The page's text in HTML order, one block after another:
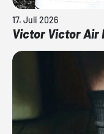
17. Juli 2026
Victor Victor Air